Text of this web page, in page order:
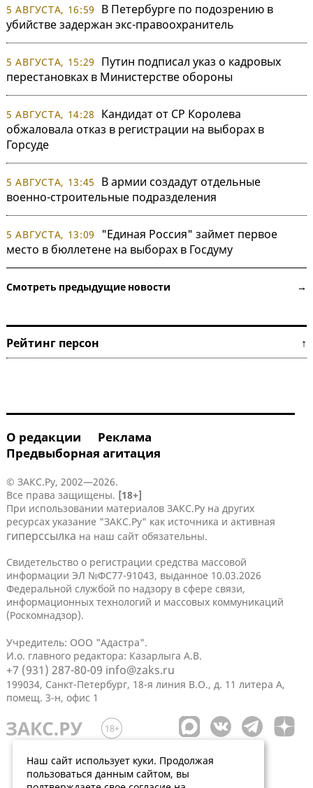
5 АВГУСТА, 16:59
В Петербурге по подозрению в
убийстве задержан экс-правоохранитель
5 АВГУСТА, 15:29
Путин подписал указ о кадровых
перестановках в Министерстве обороны
5 АВГУСТА, 14:28
Кандидат от СР Королева
обжаловала отказ в регистрации на выборах в
Горсуде
5 АВГУСТА, 13:45
В армии создадут отдельные
военно-строительные подразделения
5 АВГУСТА, 13:09
"Единая Россия" займет первое
место в бюллетене на выборах в Госдуму
Смотреть предыдущие новости →
Рейтинг персон ↑
О редакции
Реклама
Предвыборная агитация
© ЗАКС.Ру, 2002—2026.
Все права защищены. [18+]
При использовании материалов ЗАКС.Ру на других
ресурсах указание "ЗАКС.Ру" как источника и активная
гиперссылка на наш сайт обязательны.
Свидетельство о регистрации средства массовой
информации ЭЛ №ФС77-91043, выданное 10.03.2026
Федеральной службой по надзору в сфере связи,
информационных технологий и массовых коммуникаций
(Роскомнадзор).
Учредитель: ООО "Адастра".
И.о. главного редактора: Казарлыга А.В.
+7 (931) 287-80-09 info@zaks.ru
199034, Санкт-Петербург, 18-я линия В.О., д. 11 литера А,
помещ. 3-н, офис 1
Наш сайт использует куки. Продолжая
пользоваться данным сайтом, вы